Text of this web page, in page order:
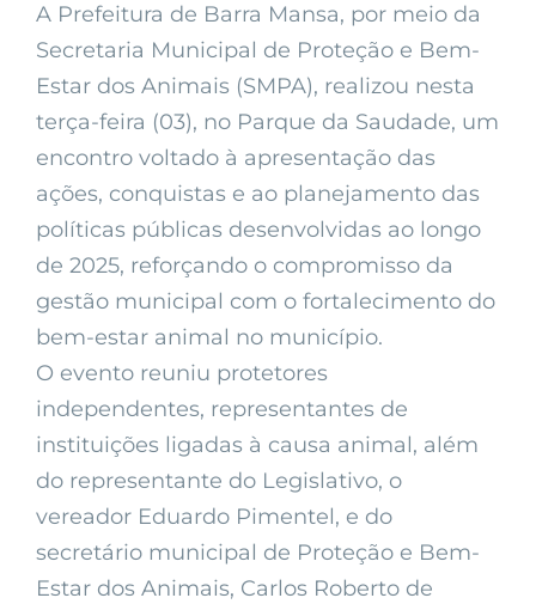
A Prefeitura de Barra Mansa, por meio da
Secretaria Municipal de Proteção e Bem-
Estar dos Animais (SMPA), realizou nesta
terça-feira (03), no Parque da Saudade, um
encontro voltado à apresentação das
ações, conquistas e ao planejamento das
políticas públicas desenvolvidas ao longo
de 2025, reforçando o compromisso da
gestão municipal com o fortalecimento do
bem-estar animal no município.
O evento reuniu protetores
independentes, representantes de
instituições ligadas à causa animal, além
do representante do Legislativo, o
vereador Eduardo Pimentel, e do
secretário municipal de Proteção e Bem-
Estar dos Animais, Carlos Roberto de